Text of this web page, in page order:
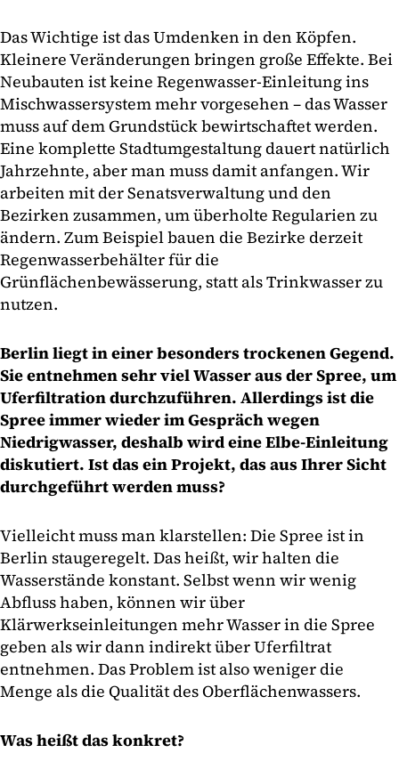
Das Wichtige ist das Umdenken in den Köpfen.
Kleinere Veränderungen bringen große Effekte. Bei
Neubauten ist keine Regenwasser-Einleitung ins
Mischwassersystem mehr vorgesehen – das Wasser
muss auf dem Grundstück bewirtschaftet werden.
Eine komplette Stadtumgestaltung dauert natürlich
Jahrzehnte, aber man muss damit anfangen. Wir
arbeiten mit der Senatsverwaltung und den
Bezirken zusammen, um überholte Regularien zu
ändern. Zum Beispiel bauen die Bezirke derzeit
Regenwasserbehälter für die
Grünflächenbewässerung, statt als Trinkwasser zu
nutzen.
Berlin liegt in einer besonders trockenen Gegend.
Sie entnehmen sehr viel Wasser aus der Spree, um
Uferfiltration durchzuführen. Allerdings ist die
Spree immer wieder im Gespräch wegen
Niedrigwasser, deshalb wird eine Elbe-Einleitung
diskutiert. Ist das ein Projekt, das aus Ihrer Sicht
durchgeführt werden muss?
Vielleicht muss man klarstellen: Die Spree ist in
Berlin staugeregelt. Das heißt, wir halten die
Wasserstände konstant. Selbst wenn wir wenig
Abfluss haben, können wir über
Klärwerkseinleitungen mehr Wasser in die Spree
geben als wir dann indirekt über Uferfiltrat
entnehmen. Das Problem ist also weniger die
Menge als die Qualität des Oberflächenwassers.
Was heißt das konkret?